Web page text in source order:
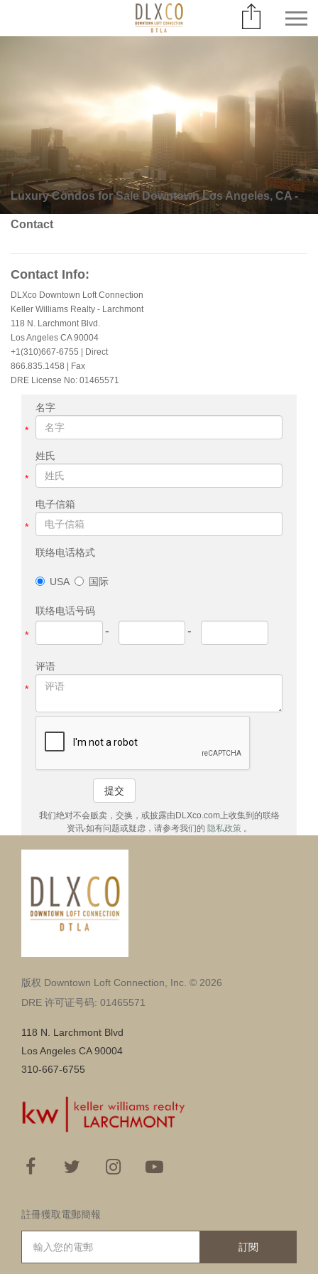
Luxury Condos for Sale Downtown Los Angeles, CA -
Contact
Contact Info:
DLXco Downtown Loft Connection
Keller Williams Realty - Larchmont
118 N. Larchmont Blvd.
Los Angeles CA 90004
+1(310)667-6755 | Direct
866.835.1458 | Fax
DRE License No: 01465571
名字
*
姓氏
*
电子信箱
*
联络电话格式
USA 国际
联络电话号码
* - -
评语
*
提交
我们绝对不会贩卖，交换，或披露由DLXco.com上收集到的联络
资讯‧如有问题或疑虑，请参考我们的 隐私政策 。
版权 Downtown Loft Connection, Inc. © 2026
DRE 许可证号码: 01465571
118 N. Larchmont Blvd
Los Angeles CA 90004
310-667-6755
註冊獲取電郵簡報
訂閱